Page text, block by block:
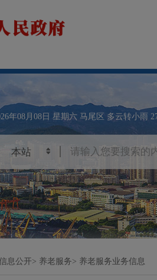
年08月08日 星期六 马尾区 多云转小雨
息公开 养老服务 养老服务业务信息